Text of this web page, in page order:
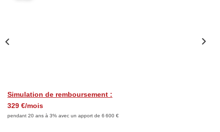
Simulation de remboursement :
329 €/mois
pendant 20 ans à 3% avec un apport de 6 600 €